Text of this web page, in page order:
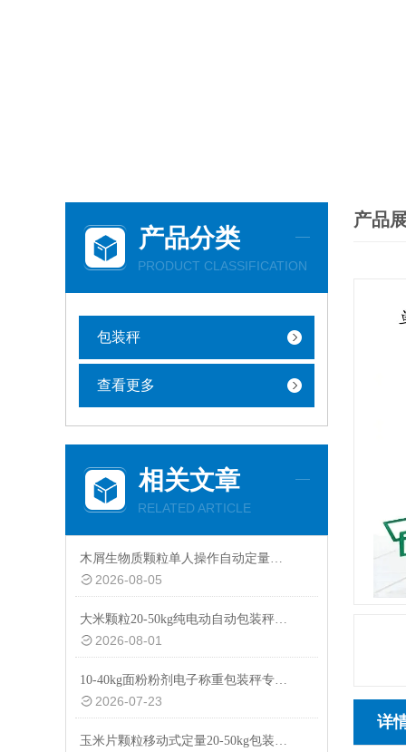
产品分类
PRODUCT CLASSIFICATION
包装秤
查看更多
相关文章
RELATED ARTICLE
木屑生物质颗粒单人操作自动定量包装秤厂家定制
2026-08-05
大米颗粒20-50kg纯电动自动包装秤设备
2026-08-01
10-40kg面粉粉剂电子称重包装秤专用设备
2026-07-23
玉米片颗粒移动式定量20-50kg包装秤设备
产品
详